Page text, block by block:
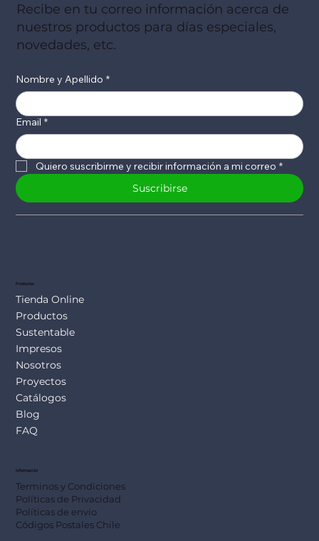
Recibe en tu correo información acerca de
nuestros productos para días especiales,
novedades, etc.
Nombre y Apellido *
Email *
Quiero suscribirme y recibir información a mi correo *
Suscribirse
Productos
Tienda Online
Productos
Sustentable
Impresos
Nosotros
Proyectos
Catálogos
Blog
FAQ
Información
Terminos y Condiciones
Políticas de Privacidad
Políticas de envío
Códigos Postales Chile